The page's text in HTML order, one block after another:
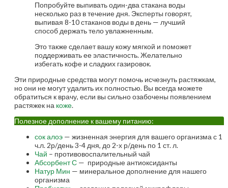
Попробуйте выпивать один-два стакана воды
несколько раз в течение дня. Эксперты говорят,
выпивая 8-10 стаканов воды в день — лучший
способ держать тело увлажненным.
Это также сделает вашу кожу мягкой и поможет
поддерживать ее эластичность. Желательно
избегать кофе и сладких газировок.
Эти природные средства могут помочь исчезнуть растяжкам,
но они не могут удалить их полностью. Вы всегда можете
обратиться к врачу, если вы сильно озабочены появлением
растяжек на коже.
Полезное дополнение к вашему питанию:
сок алоэ — жизненная энергия для вашего организма с 1
ч.л. 2р/день 3-4 дня, до 2-х р/день по 1 ст. л.
Чай – противовоспалительный чай
Абсорбент С — природные антиоксиданты
Натур Мин — минеральное дополнение для нашего
организма